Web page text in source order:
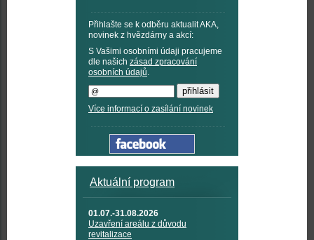
Přihlašte se k odběru aktualit AKA,
novinek z hvězdárny a akcí:
S Vašimi osobními údaji pracujeme
dle našich zásad zpracování
osobních údajů.
Více informací o zasílání novinek
Aktuální program
01.07.-31.08.2026
Uzavření areálu z důvodu
revitalizace